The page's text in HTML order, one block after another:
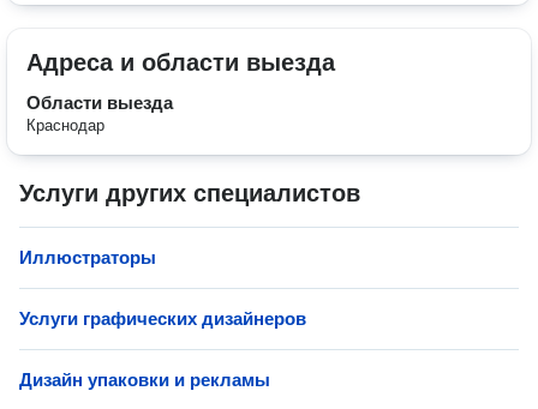
Адреса и области выезда
Области выезда
Краснодар
Услуги других специалистов
Иллюстраторы
Услуги графических дизайнеров
Дизайн упаковки и рекламы